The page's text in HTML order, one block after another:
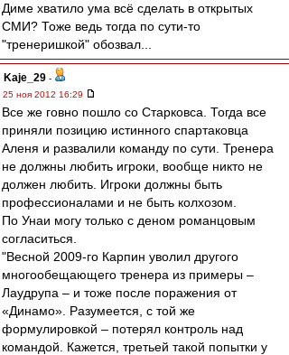
Диме хватило ума всё сделать в открытых
СМИ? Тоже ведь тогда по сути-то
"тренеришкой" обозвал...
Kaje_29 -
25 ноя 2012 16:29
Все же говно пошло со Старковса. Тогда все
приняли позицию истинного спартаковца
Аленя и развалили команду по сути. Тренера
не должны любить игроки, вообще никто не
должен любить. Игроки должны быть
профессионалами и не быть колхозом.
По Унаи могу только с деном романцовым
согласиться.
"Весной 2009-го Карпин уволил другого
многообещающего тренера из примеры –
Лаудрупа – и тоже после поражения от
«Динамо». Разумеется, с той же
формулировкой – потерял контроль над
командой. Кажется, третьей такой попытки у